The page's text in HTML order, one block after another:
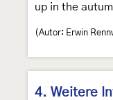
up in the
(Autor: Erwin
4. Weitere